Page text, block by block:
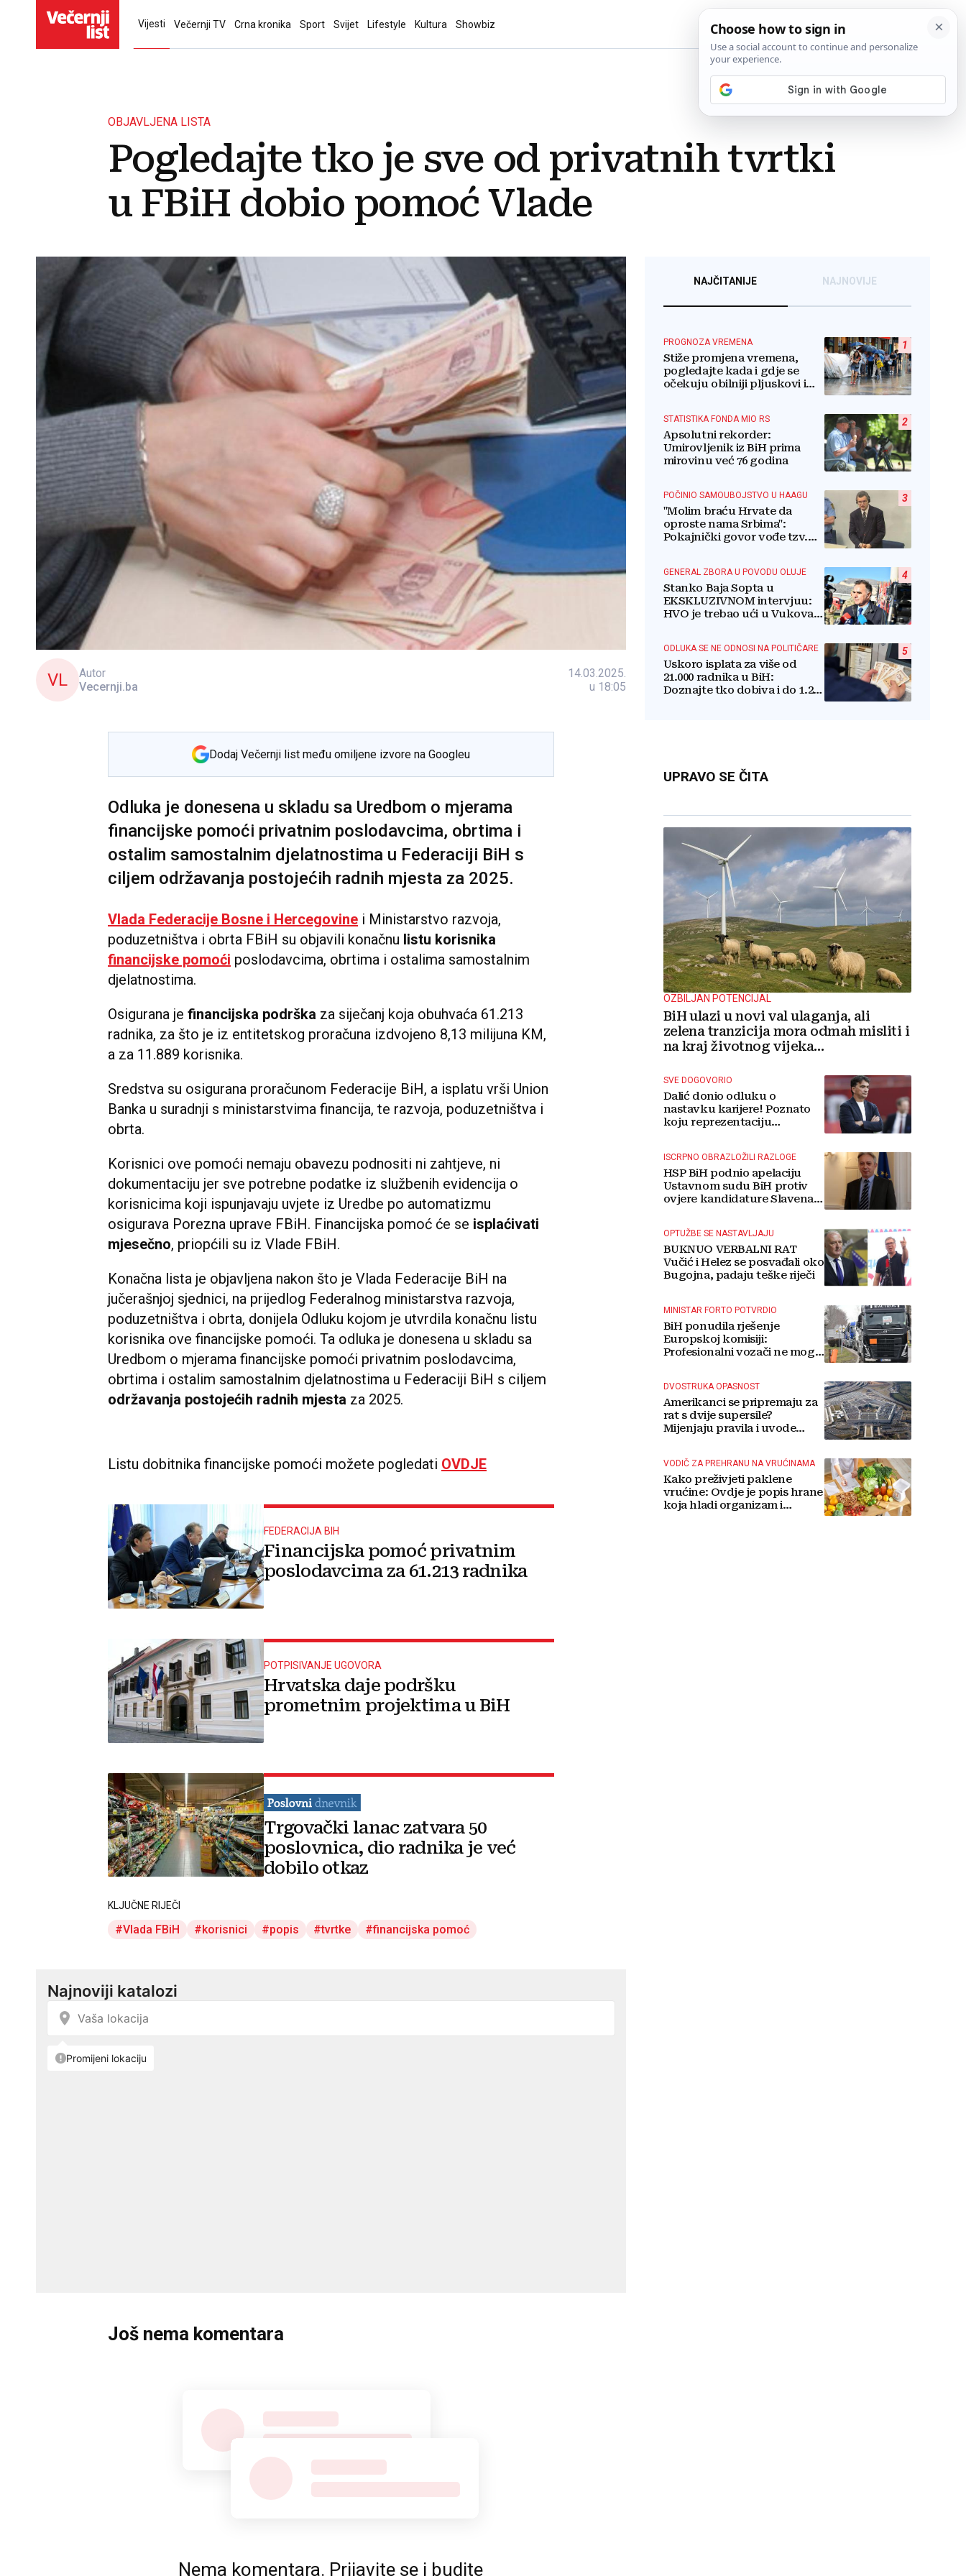
Vijesti Večernji TV Crna kronika Sport Svijet Lifestyle Kultura Showbiz
OBJAVLJENA LISTA
Pogledajte tko je sve od privatnih tvrtki
u FBiH dobio pomoć Vlade
VL
Autor
Vecernji.ba
14.03.2025.
u 18:05
Dodaj Večernji list među omiljene izvore na Googleu
Odluka je donesena u skladu sa Uredbom o mjerama
financijske pomoći privatnim poslodavcima, obrtima i
ostalim samostalnim djelatnostima u Federaciji BiH s
ciljem održavanja postojećih radnih mjesta za 2025.
Vlada Federacije Bosne i Hercegovine i Ministarstvo razvoja,
poduzetništva i obrta FBiH su objavili konačnu listu korisnika
financijske pomoći poslodavcima, obrtima i ostalima samostalnim
djelatnostima.
Osigurana je financijska podrška za siječanj koja obuhvaća 61.213
radnika, za što je iz entitetskog proračuna izdvojeno 8,13 milijuna KM,
a za 11.889 korisnika.
Sredstva su osigurana proračunom Federacije BiH, a isplatu vrši Union
Banka u suradnji s ministarstvima financija, te razvoja, poduzetništva i
obrta.
Korisnici ove pomoći nemaju obavezu podnositi ni zahtjeve, ni
dokumentaciju jer sve potrebne podatke iz službenih evidencija o
korisnicima koji ispunjavaju uvjete iz Uredbe po automatizmu
osigurava Porezna uprave FBiH. Financijska pomoć će se isplaćivati
mjesečno, priopćili su iz Vlade FBiH.
Konačna lista je objavljena nakon što je Vlada Federacije BiH na
jučerašnjoj sjednici, na prijedlog Federalnog ministarstva razvoja,
poduzetništva i obrta, donijela Odluku kojom je utvrdila konačnu listu
korisnika ove financijske pomoći. Ta odluka je donesena u skladu sa
Uredbom o mjerama financijske pomoći privatnim poslodavcima,
obrtima i ostalim samostalnim djelatnostima u Federaciji BiH s ciljem
održavanja postojećih radnih mjesta za 2025.
Listu dobitnika financijske pomoći možete pogledati OVDJE
FEDERACIJA BIH
Financijska pomoć privatnim
poslodavcima za 61.213 radnika
POTPISIVANJE UGOVORA
Hrvatska daje podršku
prometnim projektima u BiH
Trgovački lanac zatvara 50
poslovnica, dio radnika je već
dobilo otkaz
KLJUČNE RIJEČI
Vlada FBiH korisnici popis tvrtke financijska pomoć
Još nema komentara
Nema komentara. Prijavite se i budite
NAJČITANIJE NAJNOVIJE
1
PROGNOZA VREMENA
Stiže promjena vremena,
pogledajte kada i gdje se
očekuju obilniji pljuskovi i
2
STATISTIKA FONDA MIO RS
Apsolutni rekorder:
Umirovljenik iz BiH prima
mirovinu već 76 godina
3
POČINIO SAMOUBOJSTVO U HAAGU
"Molim braću Hrvate da
oproste nama Srbima":
Pokajnički govor vođe tzv.
4
GENERAL ZBORA U POVODU OLUJE
Stanko Baja Sopta u
EKSKLUZIVNOM intervjuu:
HVO je trebao ući u Vukovar
5
ODLUKA SE NE ODNOSI NA POLITIČARE
Uskoro isplata za više od
21.000 radnika u BiH:
Doznajte tko dobiva i do 1.200
UPRAVO SE ČITA
OZBILJAN POTENCIJAL
BiH ulazi u novi val ulaganja, ali
zelena tranzicija mora odmah misliti i
na kraj životnog vijeka
SVE DOGOVORIO
Dalić donio odluku o
nastavku karijere! Poznato
koju reprezentaciju
ISCRPNO OBRAZLOŽILI RAZLOGE
HSP BiH podnio apelaciju
Ustavnom sudu BiH protiv
ovjere kandidature Slavena
OPTUŽBE SE NASTAVLJAJU
BUKNUO VERBALNI RAT
Vučić i Helez se posvađali oko
Bugojna, padaju teške riječi
MINISTAR FORTO POTVRDIO
BiH ponudila rješenje
Europskoj komisiji:
Profesionalni vozači ne mogu
DVOSTRUKA OPASNOST
Amerikanci se pripremaju za
rat s dvije supersile?
Mijenjaju pravila i uvode
VODIČ ZA PREHRANU NA VRUĆINAMA
Kako preživjeti paklene
vrućine: Ovdje je popis hrane
koja hladi organizam i